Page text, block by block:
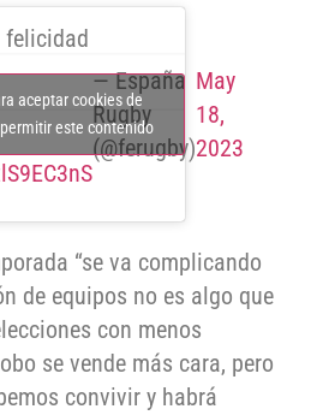
felicidad
— España
Rugby
(@ferugby)
May
18,
2023
aceptar cookies de
este contenido
“se va complicando
de equipos no es algo que
con menos
se vende más cara, pero
convivir y habrá